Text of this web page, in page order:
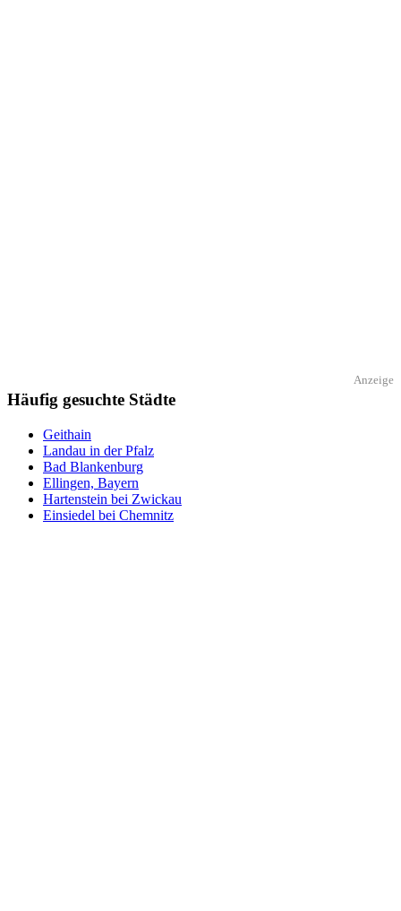
Anzeige
Häufig gesuchte Städte
Geithain
Landau in der Pfalz
Bad Blankenburg
Ellingen, Bayern
Hartenstein bei Zwickau
Einsiedel bei Chemnitz